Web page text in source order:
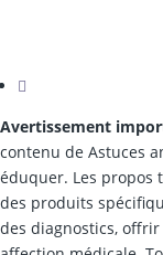
Avertissement
contenu de Astuces
éduquer. Les propos
des produits
des diagnostics,